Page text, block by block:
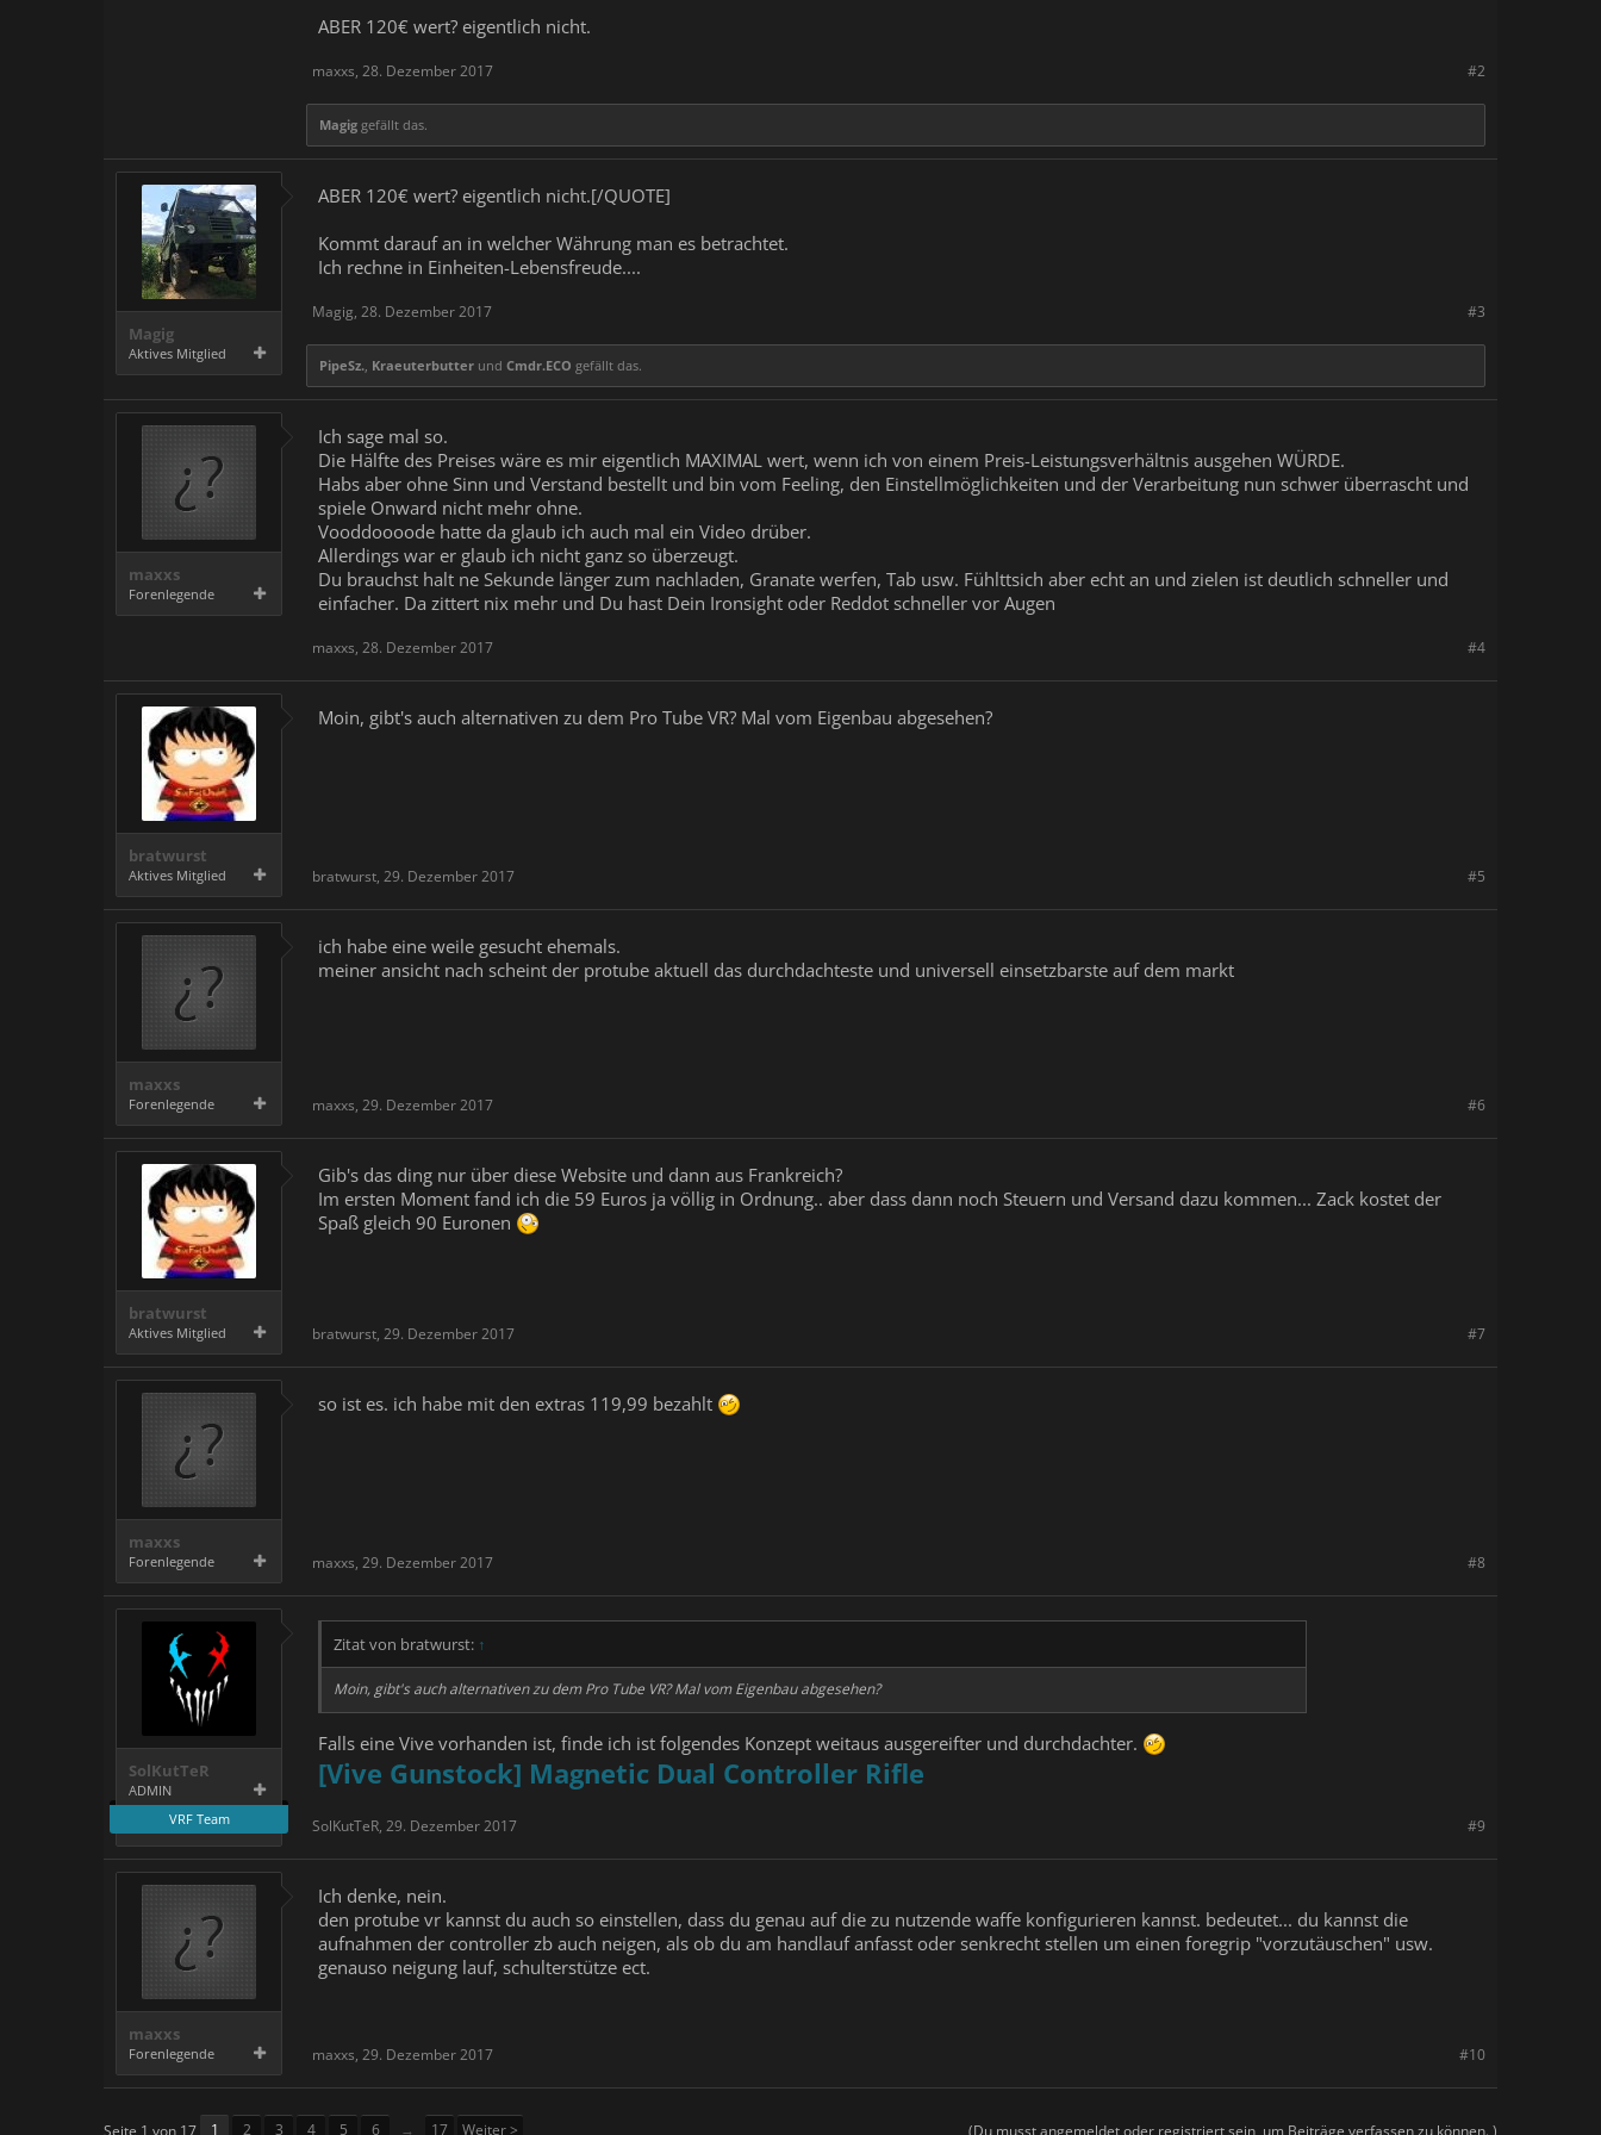
ABER 120€ wert? eigentlich nicht.
#2
maxxs, 28. Dezember 2017
Magig gefällt das.
Magig
Aktives Mitglied
ABER 120€ wert? eigentlich nicht.[/QUOTE]
Kommt darauf an in welcher Währung man es betrachtet.
Ich rechne in Einheiten-Lebensfreude....
#3
Magig, 28. Dezember 2017
PipeSz., Kraeuterbutter und Cmdr.ECO gefällt das.
maxxs
Forenlegende
Ich sage mal so.
Die Hälfte des Preises wäre es mir eigentlich MAXIMAL wert, wenn ich von einem Preis-Leistungsverhältnis ausgehen WÜRDE.
Habs aber ohne Sinn und Verstand bestellt und bin vom Feeling, den Einstellmöglichkeiten und der Verarbeitung nun schwer überrascht und
spiele Onward nicht mehr ohne.
Vooddoooode hatte da glaub ich auch mal ein Video drüber.
Allerdings war er glaub ich nicht ganz so überzeugt.
Du brauchst halt ne Sekunde länger zum nachladen, Granate werfen, Tab usw. Fühlttsich aber echt an und zielen ist deutlich schneller und
einfacher. Da zittert nix mehr und Du hast Dein Ironsight oder Reddot schneller vor Augen
#4
maxxs, 28. Dezember 2017
bratwurst
Aktives Mitglied
Moin, gibt's auch alternativen zu dem Pro Tube VR? Mal vom Eigenbau abgesehen?
#5
bratwurst, 29. Dezember 2017
maxxs
Forenlegende
ich habe eine weile gesucht ehemals.
meiner ansicht nach scheint der protube aktuell das durchdachteste und universell einsetzbarste auf dem markt
#6
maxxs, 29. Dezember 2017
bratwurst
Aktives Mitglied
Gib's das ding nur über diese Website und dann aus Frankreich?
Im ersten Moment fand ich die 59 Euros ja völlig in Ordnung.. aber dass dann noch Steuern und Versand dazu kommen... Zack kostet der
Spaß gleich 90 Euronen
#7
bratwurst, 29. Dezember 2017
maxxs
Forenlegende
so ist es. ich habe mit den extras 119,99 bezahlt
#8
maxxs, 29. Dezember 2017
SolKutTeR
ADMIN
VRF Team
Zitat von bratwurst: ↑
Moin, gibt's auch alternativen zu dem Pro Tube VR? Mal vom Eigenbau abgesehen?
Falls eine Vive vorhanden ist, finde ich ist folgendes Konzept weitaus ausgereifter und durchdachter.
[Vive Gunstock] Magnetic Dual Controller Rifle
#9
SolKutTeR, 29. Dezember 2017
maxxs
Forenlegende
Ich denke, nein.
den protube vr kannst du auch so einstellen, dass du genau auf die zu nutzende waffe konfigurieren kannst. bedeutet... du kannst die
aufnahmen der controller zb auch neigen, als ob du am handlauf anfasst oder senkrecht stellen um einen foregrip "vorzutäuschen" usw.
genauso neigung lauf, schulterstütze ect.
#10
maxxs, 29. Dezember 2017
(Du musst angemeldet oder registriert sein, um Beiträge verfassen zu können. )
Seite 1 von 17 1 2 3 4 5 6 → 17 Weiter >